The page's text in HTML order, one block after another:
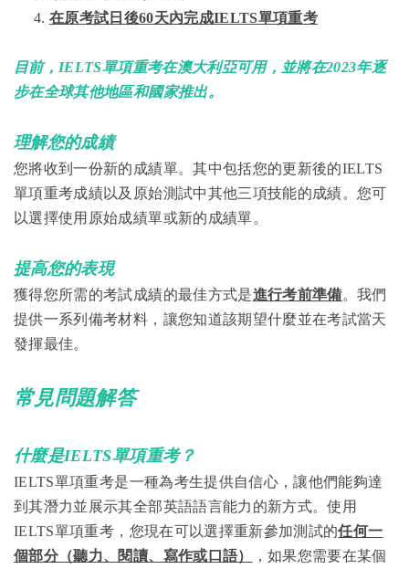
4. 在原考試日後60天內完成IELTS單項重考
目前，IELTS單項重考在澳大利亞可用，並將在2023年逐
步在全球其他地區和國家推出。
理解您的成績
您將收到一份新的成績單。其中包括您的更新後的IELTS
單項重考成績以及原始測試中其他三項技能的成績。您可
以選擇使用原始成績單或新的成績單。
提高您的表現
獲得您所需的考試成績的最佳方式是進行考前準備。我們
提供一系列備考材料，讓您知道該期望什麼並在考試當天
發揮最佳。
常見問題解答
什麼是IELTS單項重考？
IELTS單項重考是一種為考生提供自信心，讓他們能夠達
到其潛力並展示其全部英語語言能力的新方式。使用
IELTS單項重考，您現在可以選擇重新參加測試的任何一
個部分（聽力、閱讀、寫作或口語）
，如果您需要在某個